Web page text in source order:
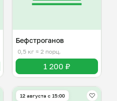
Бефстроганов
0,5 кг ≈ 2 порц.
1 200 ₽
12 августа с 15:00